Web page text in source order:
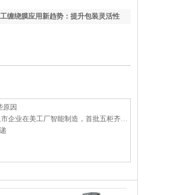
缠绕膜应用新趋势：提升包装灵活性
原因
小黄蜂 | 助力中国PVC地板上市企业在美工厂智能制造，首批五柜齐发！